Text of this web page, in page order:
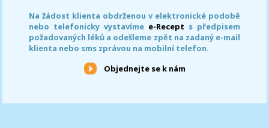
Na žádost klienta obdrženou v elektronické podobě
nebo telefonicky vystavíme e-Recept s předpisem
požadovaných léků a odešleme zpět na zadaný e-mail
klienta nebo sms zprávou na mobilní telefon.
Objednejte se k nám